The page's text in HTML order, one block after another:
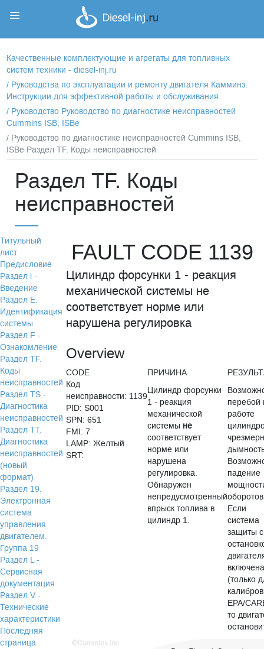
Качественные комплектующие и агрегаты для топливных
систем техники - diesel-inj.ru
/ Руководства по эксплуатации и ремонту двигателя Камминз:
Инструкции для эффективной работы и обслуживания
/ Руководство Руководство по диагностике неисправностей
Cummins ISB, ISBe
/ Руководство по диагностике неисправностей Cummins ISB,
ISBe Раздел TF. Коды неисправностей
Раздел TF. Коды
неисправностей
Титульный
лист
Предисловие
Раздел i -
Введение
Раздел Е.
Идентификация
системы
Раздел F -
Ознакомление
Раздел TF.
Коды
неисправностей
Раздел TS -
Диагностика
неисправностей
Раздел TТ.
Диагностика
неисправностей
(новый
формат)
Раздел 19.
Электронная
система
управления
двигателем.
Группа 19
Раздел L -
Сервисная
документация
Раздел V -
Технические
характеристики
Последняя
страница
FAULT CODE 1139
Цилиндр форсунки 1 - реакция
механической системы не
соответствует норме или
нарушена регулировка
Overview
CODE ПРИЧИНА
Код
неисправности: 1139
PID: S001
SPN: 651
FMI: 7
LAMP: Желтый
SRT:
Цилиндр форсунки
1 - реакция
механической
системы не
соответствует
норме или
нарушена
регулировка.
Обнаружен
непредусмотренный
впрыск топлива в
цилиндр 1.
перебой
работе
падение
Если
система
защиты с
(только
EPA/
то